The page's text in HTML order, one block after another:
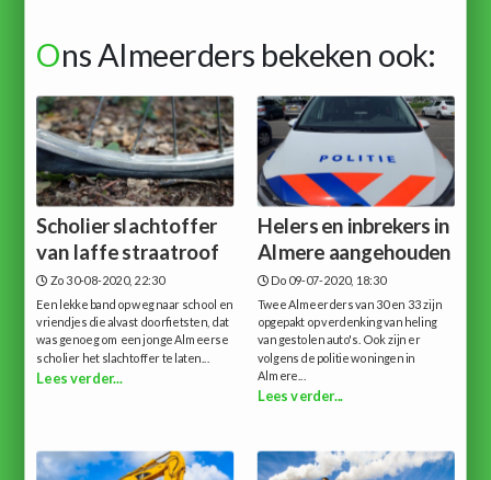
Ons Almeerders bekeken ook:
Scholier slachtoffer
van laffe straatroof
Zo 30-08-2020, 22:30
Een lekke band op weg naar school en
vriendjes die alvast doorfietsten, dat
was genoeg om een jonge Almeerse
scholier het slachtoffer te laten...
Lees verder...
Helers en inbrekers in
Almere aangehouden
Do 09-07-2020, 18:30
Twee Almeerders van 30 en 33 zijn
opgepakt op verdenking van heling
van gestolen auto's. Ook zijn er
volgens de politie woningen in
Almere...
Lees verder...